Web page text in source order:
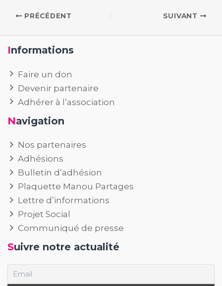
PRÉCÉDENT SUIVANT
Informations
Faire un don
Devenir partenaire
Adhérer à l’association
Navigation
Nos partenaires
Adhésions
Bulletin d’adhésion
Plaquette Manou Partages
Lettre d’informations
Projet Social
Communiqué de presse
Suivre notre actualité